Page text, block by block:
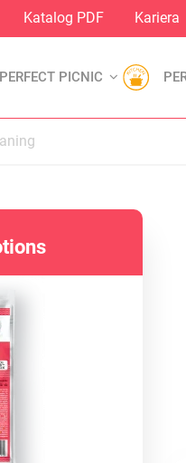
Katalog PDF Kariera
PERFECT PICNIC